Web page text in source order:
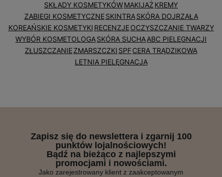
SKŁADY KOSMETYKÓWMAKIJAŻ KREMY
ZABIEGI KOSMETYCZNE SKINTRA SKÓRA DOJRZAŁA
KOREAŃSKIE KOSMETYKI RECENZJE OCZYSZCZANIE TWARZY
WYBÓR KOSMETOLOGASKÓRA SUCHAABC PIELĘGNACJI
ZŁUSZCZANIEZMARSZCZKI SPFCERA TRĄDZIKOWA
LETNIA PIELĘGNACJA
Zapisz się do newslettera i zgarnij 100
punktów lojalnościowych!
Bądź na bieżąco z najlepszymi
promocjami i nowościami.
Jako zarejestrowany klient z zaakceptowanym